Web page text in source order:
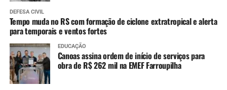
estabilidade e lenta elevação, mantendo os níveis
elevados nos próximos dias.
Sinos (Campo Bom e São Leopoldo) – Tendência
de lento declínio, já retornando para cota de alerta
em Campo Bom.
Nível de rios e lagos
DEFESA CIVIL
Tempo muda no RS com formação de ciclone extratropical e alerta
para temporais e ventos fortes
EDUCAÇÃO
Canoas assina ordem de início de serviços para
obra de R$ 262 mil na EMEF Farroupilha